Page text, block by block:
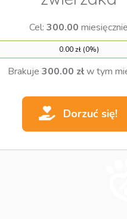
Cel:300.00 miesięcznie
0.00 zł (0%)
Brakuje 300.00 złw tym
Dorzuć się!